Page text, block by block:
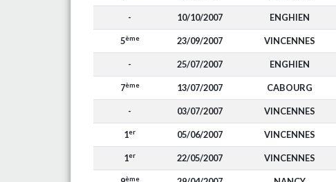
- 10/10/2007 ENGHIEN
5ème 23/09/2007 VINCENNES
- 25/07/2007 ENGHIEN
7ème 13/07/2007 CABOURG
- 03/07/2007 VINCENNES
1er 05/06/2007 VINCENNES
1er 22/05/2007 VINCENNES
ème